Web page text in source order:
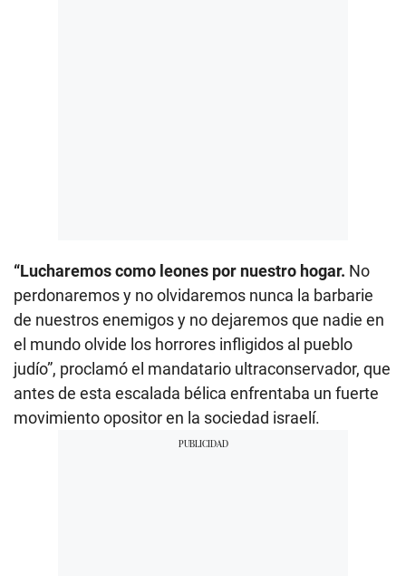
“Lucharemos como leones por nuestro hogar. No
perdonaremos y no olvidaremos nunca la barbarie
de nuestros enemigos y no dejaremos que nadie en
el mundo olvide los horrores infligidos al pueblo
judío”, proclamó el mandatario ultraconservador, que
antes de esta escalada bélica enfrentaba un fuerte
movimiento opositor en la sociedad israelí.